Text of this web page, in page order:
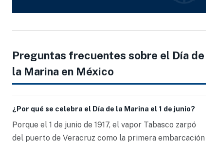
Preguntas frecuentes sobre el Día de
la Marina en México
¿Por qué se celebra el Día de la Marina el 1 de junio?
Porque el 1 de junio de 1917, el vapor Tabasco zarpó
del puerto de Veracruz como la primera embarcación